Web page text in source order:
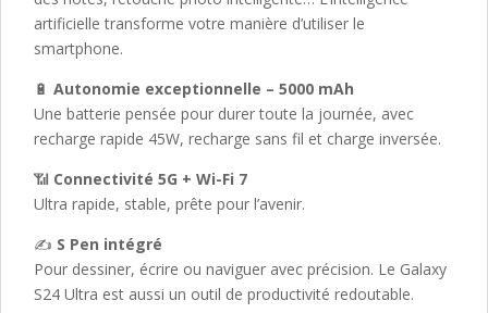
artificielle transforme votre manière d’utiliser le
smartphone.
🔋 Autonomie exceptionnelle – 5000 mAh
Une batterie pensée pour durer toute la journée, avec
recharge rapide 45W, recharge sans fil et charge inversée.
📶 Connectivité 5G + Wi-Fi 7
Ultra rapide, stable, prête pour l’avenir.
✍️ S Pen intégré
Pour dessiner, écrire ou naviguer avec précision. Le Galaxy
S24 Ultra est aussi un outil de productivité redoutable.